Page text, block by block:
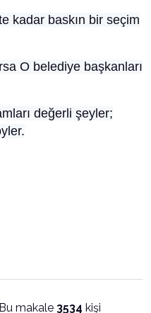
kadar baskın bir seçim
O belediye başkanları
değerli şeyler;
Bu makale 3534 kişi